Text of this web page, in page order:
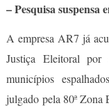
– Pesquisa suspensa
A empresa AR7 já
Justiça Eleitoral por
municípios
julgado pela 80ª